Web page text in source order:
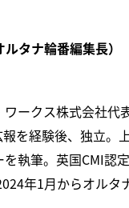
タナ輪番編集長）
ークス株式会社
を経験後、独立。
執筆。英国CMI認
年1月からオルタ